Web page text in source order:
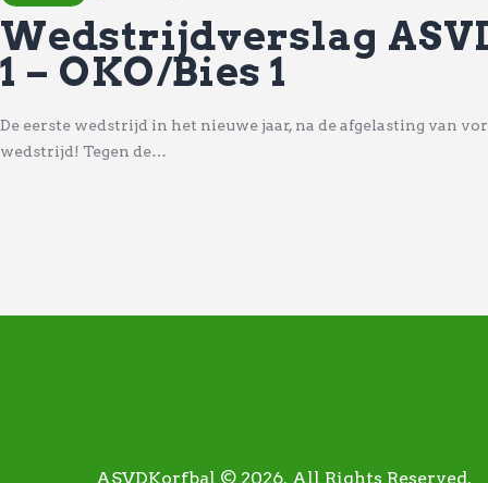
Wedstrijdverslag
1 – OKO/Bies 1
De eerste wedstrijd in het nieuwe jaar, na de afgelasting van
wedstrijd! Tegen de…
ASVDKorfbal © 2026. All Rights Reserved.